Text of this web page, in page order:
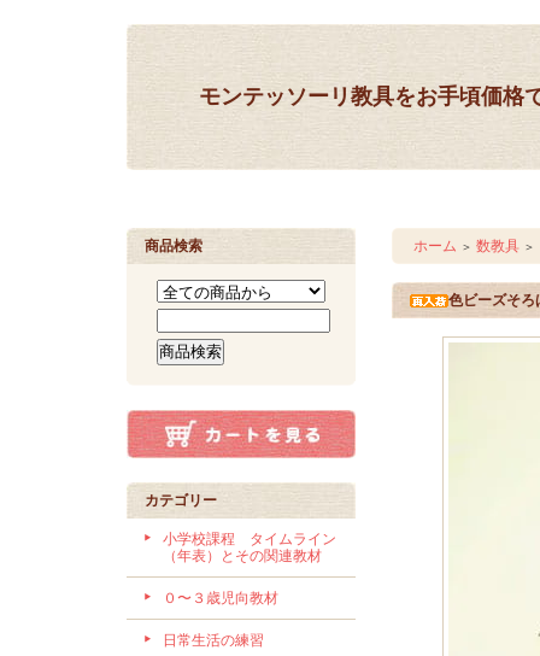
モンテッソーリ教具をお手頃価格
商品検索
カテゴリー
小学校課程 タイムライン
（年表）とその関連教材
０〜３歳児向教材
日常生活の練習
ホーム ＞ 数教具 ＞
色ビーズそろ